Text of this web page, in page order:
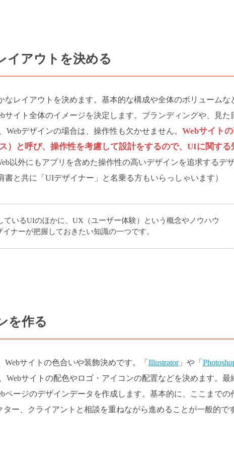
イアウトを決める
なレイアウトを決めます。基本的な構成や全体のボリュームな
サイト全体のイメージを決定します。ブランディングや、見た
デザインの場合は、操作性も欠かせません。 Webサイト
）と呼び、操作性を考慮して設計をするので、UIに関する
以外にもアプリを含めた操作性の高いデザインを追求するデ
書と共に「UIデザイナー」と名乗る方もいらっしゃいます）
ているUIのほかに、UX（ユーザー体験）という概念やノウハウ
イナーが把握しておきたい知識の一つです。
を作る
サイトの色合いや装飾決めです。「 Illustrator」や「
Webサイトの配色やロゴ・アイコンの配置などを決めます。最
ページのデザインデータを作成します。基本的に、ここまでの
ター、クライアントと相談を重ねながら進めることが一般的で